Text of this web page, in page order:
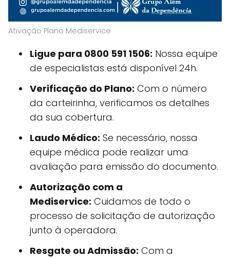
Ativação Plano Mediservice
Ligue para 0800 591 1506: Nossa equipe
de especialistas está disponível 24h.
Verificação do Plano: Com o número
da carteirinha, verificamos os detalhes
da sua cobertura.
Laudo Médico: Se necessário, nossa
equipe médica pode realizar uma
avaliação para emissão do documento.
Autorização com a
Mediservice: Cuidamos de todo o
processo de solicitação de autorização
junto à operadora.
Resgate ou Admissão: Com a